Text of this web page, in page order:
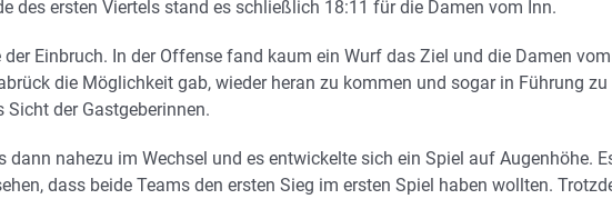
des ersten Viertels stand es schließlich 18:11 für die Damen vom Inn.
Einbruch. In der Offense fand kaum ein Wurf das Ziel und die Damen vom
die Möglichkeit gab, wieder heran zu kommen und sogar in Führung zu
der Gastgeberinnen.
dann nahezu im Wechsel und es entwickelte sich ein Spiel auf Augenhöhe.
dass beide Teams den ersten Sieg im ersten Spiel haben wollten.